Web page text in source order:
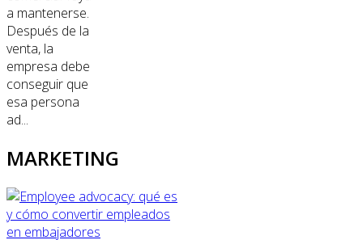
a mantenerse.
Después de la
venta, la
empresa debe
conseguir que
esa persona
ad...
MARKETING